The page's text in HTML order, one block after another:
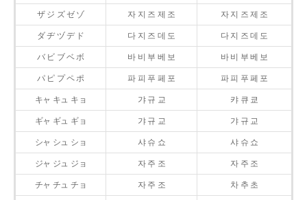
ザ ジ ズ ゼ ゾ 자 지 즈 제 조 자 지 즈 제 조
ダ ヂ ヅ デ ド 다 지 즈 데 도 다 지 즈 데 도
バ ビ ブ ベ ボ 바 비 부 베 보 바 비 부 베 보
パ ピ プ ペ ポ 파 피 푸 페 포 파 피 푸 페 포
キャ キュ キョ 갸 규 교 캬 큐 쿄
ギャ ギュ ギョ 갸 규 교 갸 규 교
シャ シュ ショ 샤 슈 쇼 샤 슈 쇼
ジャ ジュ ジョ 자 주 조 자 주 조
チャ チュ チョ 자 주 조 차 추 초